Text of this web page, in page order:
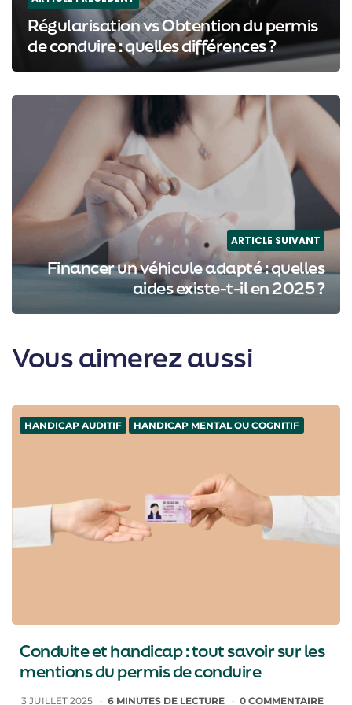
Régularisation vs Obtention du permis
de conduire : quelles différences ?
ARTICLE SUIVANT
Financer un véhicule adapté : quelles
aides existe-t-il en 2025 ?
Vous aimerez aussi
HANDICAP AUDITIF HANDICAP MENTAL OU COGNITIF
Conduite et handicap : tout savoir sur les
mentions du permis de conduire
3 JUILLET 2025 6 MINUTES DE LECTURE 0 COMMENTAIRE